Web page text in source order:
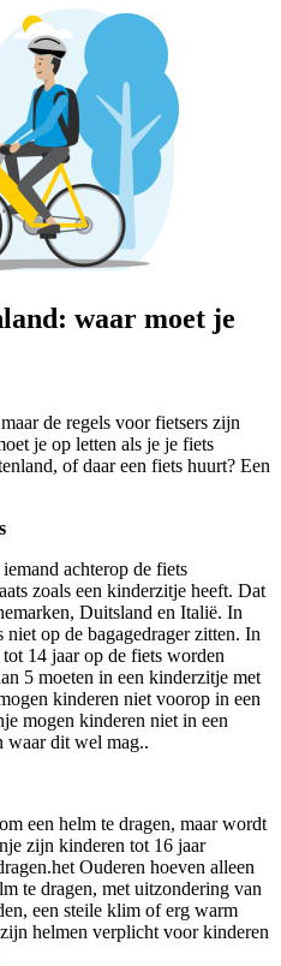
waar moet je
de regels voor fietsers zijn
je op letten als je je fiets
of daar een fiets huurt? Een
achterop de fiets
zoals een kinderzitje heeft. Dat
Duitsland en Italië. In
niet op de bagagedrager zitten. In
14 jaar op de fiets worden
5 moeten in een kinderzitje met
kinderen niet voorop in een
mogen kinderen niet in een
waar dit wel mag..
een helm te dragen, maar wordt
zijn kinderen tot 16 jaar
Ouderen hoeven alleen
te dragen, met uitzondering van
een steile klim of erg warm
helmen verplicht voor kinderen